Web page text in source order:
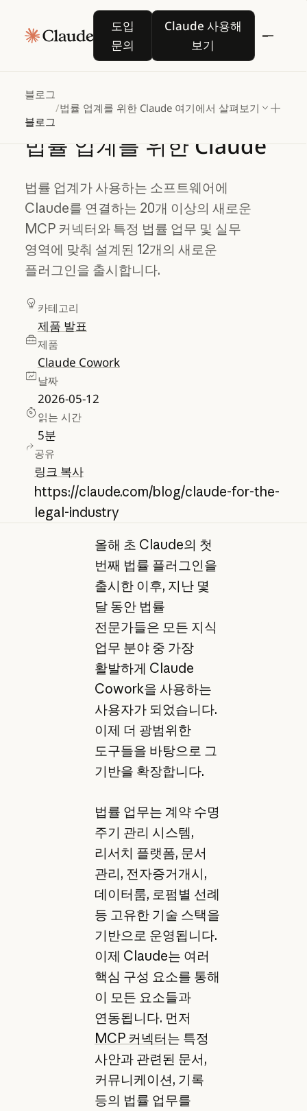
도입
문의
도입 문의
Claude 사용해
보기
Claude 사용해 보기
블로그
블로그
/법률 업계를 위한 Claude 여기에서 살펴보기
법률업계를위한Claude
법률 업계가 사용하는 소프트웨어에
Claude를 연결하는 20개 이상의 새로운
MCP 커넥터와 특정 법률 업무 및 실무
영역에 맞춰 설계된 12개의 새로운
플러그인을 출시합니다.
카테고리
제품 발표
제품
Claude Cowork
날짜
2026-05-12
읽는 시간
5분
공유
링크 복사
https://claude.com/blog/claude-for-the-
legal-industry
올해 초 Claude의 첫
번째 법률 플러그인을
출시한 이후, 지난 몇
달 동안 법률
전문가들은 모든 지식
업무 분야 중 가장
활발하게 Claude
Cowork을 사용하는
사용자가 되었습니다.
이제 더 광범위한
도구들을 바탕으로 그
기반을 확장합니다.
법률 업무는 계약 수명
주기 관리 시스템,
리서치 플랫폼, 문서
관리, 전자증거개시,
데이터룸, 로펌별 선례
등 고유한 기술 스택을
기반으로 운영됩니다.
이제 Claude는 여러
핵심 구성 요소를 통해
이 모든 요소들과
연동됩니다. 먼저
MCP 커넥터는 특정
사안과 관련된 문서,
커뮤니케이션, 기록
등의 법률 업무를